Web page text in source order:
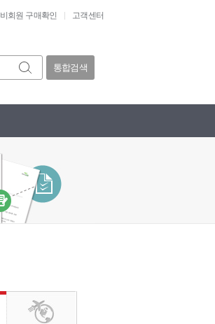
비회원 구매확인 고객센터
통합검색